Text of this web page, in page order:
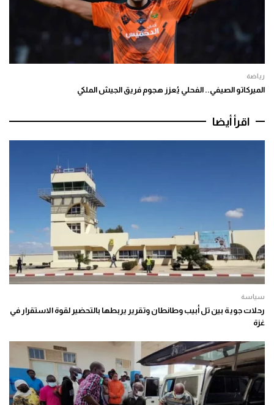
رياضة
الميركاتو الصيفي.. الفحلي يُعزز هجوم فريق الجيش الملكي
اقرأ أيضا
سياسة
رحلات جوية بين تل أبيب وطانطان وتقرير يربطها بالتحضير لقوة الاستقرار في
غزة